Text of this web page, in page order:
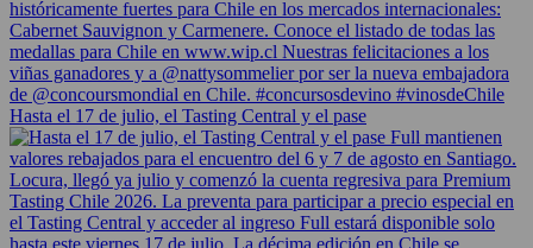
Hasta el 17 de julio, el Tasting Central y el pase